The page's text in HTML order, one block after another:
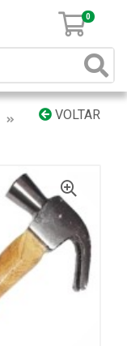
0
VOLTAR